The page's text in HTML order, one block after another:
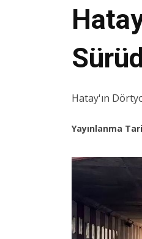
Hatay'ın
Yayınlanma